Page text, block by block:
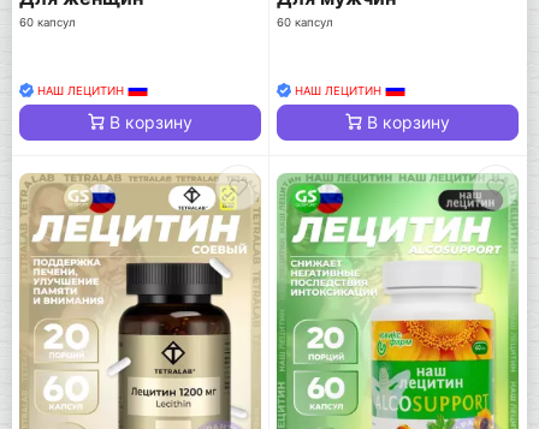
60 капсул
НАШ ЛЕЦИТИН
В корзину
60 капсул
НАШ ЛЕЦИТИН
В корзину